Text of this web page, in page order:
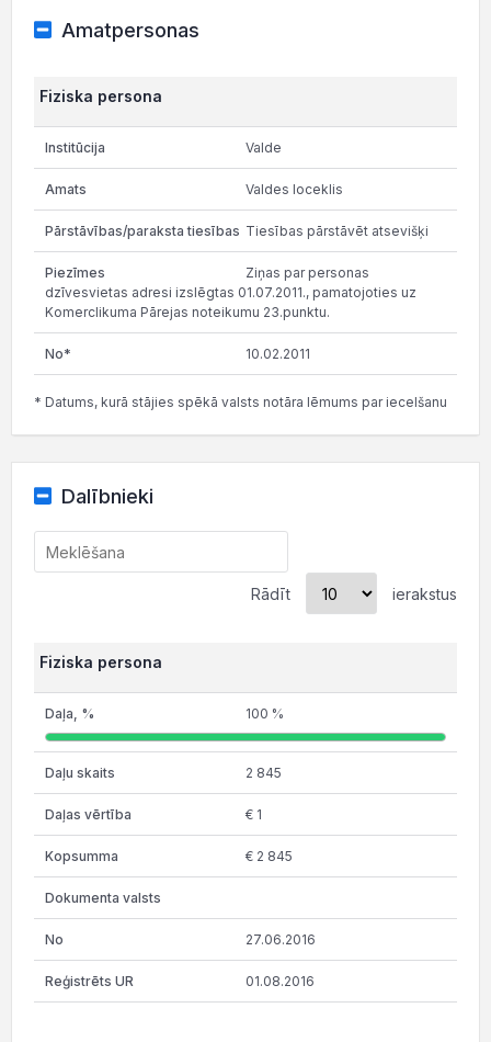
Amatpersonas
Fiziska persona
Valde
Valdes loceklis
Tiesības pārstāvēt atsevišķi
Ziņas par personas
dzīvesvietas adresi izslēgtas 01.07.2011., pamatojoties uz
Komerclikuma Pārejas noteikumu 23.punktu.
10.02.2011
* Datums, kurā stājies spēkā valsts notāra lēmums par iecelšanu
Dalībnieki
Rādīt ierakstus
Fiziska persona
100 %
2 845
€ 1
€ 2 845
27.06.2016
01.08.2016